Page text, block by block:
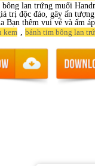
lan trứng muối
trị độc đáo, gây ấn
Bạn thêm vui vẻ và ấm áp
kem bánh tim bông lan